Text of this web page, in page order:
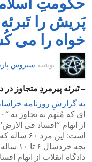
پَریش را
خواه را می
نوشته سیروس
– تَبرئه پیرمردِ متجاوز در
به گزارشِ روزنامه
از اتهام “افساد فی
بچه
دادگاه انقلاب از اتهام